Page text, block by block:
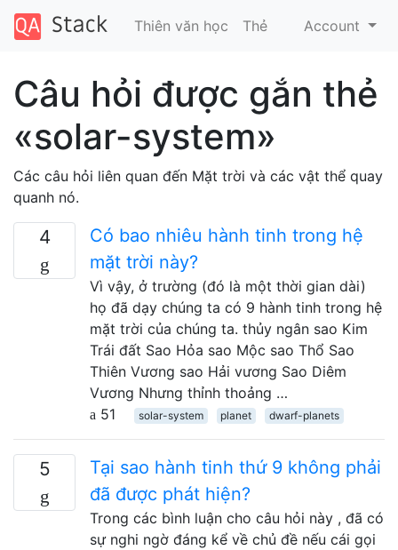
Thiên văn học Thẻ Account
Câu hỏi được gắn thẻ
«solar-system»
Các câu hỏi liên quan đến Mặt trời và các vật thể quay
quanh nó.
4
Có bao nhiêu hành tinh trong hệ
mặt trời này?
Vì vậy, ở trường (đó là một thời gian dài)
họ đã dạy chúng ta có 9 hành tinh trong hệ
mặt trời của chúng ta. thủy ngân sao Kim
Trái đất Sao Hỏa sao Mộc sao Thổ Sao
Thiên Vương sao Hải vương Sao Diêm
Vương Nhưng thỉnh thoảng …
51
solar-system planet dwarf-planets
5
Tại sao hành tinh thứ 9 không phải
đã được phát hiện?
Trong các bình luận cho câu hỏi này , đã có
sự nghi ngờ đáng kể về chủ đề nếu cái gọi